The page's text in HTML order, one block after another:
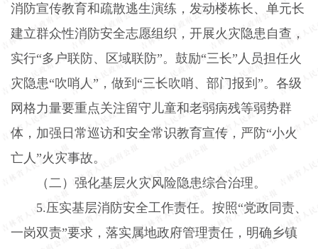
消防宣传教育和疏散逃生演练，发动楼栋长、单元长
建立群众性消防安全志愿组织，开展火灾隐患自查，
实行“多户联防、区域联防”。鼓励“三长”人员担任火
灾隐患“吹哨人”，做到“三长吹哨、部门报到”。各级
网格力量要重点关注留守儿童和老弱病残等弱势群
体，加强日常巡访和安全常识教育宣传，严防“小火
亡人”火灾事故。
（二）强化基层火灾风险隐患综合治理。
5.压实基层消防安全工作责任。按照“党政同责、
一岗双责”要求，落实属地政府管理责任，明确乡镇